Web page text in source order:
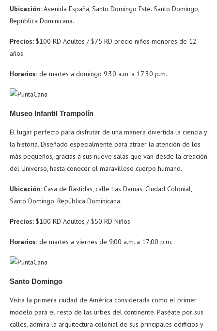
Ubicación: Avenida España, Santo Domingo Este. Santo Domingo,
República Dominicana.
Precios: $100 RD Adultos / $75 RD precio niños menores de 12
años
Horarios: de martes a domingo 9:30 a.m. a 17:30 p.m.
Museo Infantil Trampolín
El lugar perfecto para disfrutar de una manera divertida la ciencia y
la historia. Diseñado especialmente para atraer la atención de los
más pequeños, gracias a sus nueve salas que van desde la creación
del Universo, hasta conocer el maravilloso cuerpo humano.
Ubicación: Casa de Bastidas, calle Las Damas. Ciudad Colonial,
Santo Domingo. República Dominicana.
Precios: $100 RD Adultos / $50 RD Niños
Horarios: de martes a viernes de 9:00 a.m. a 17:00 p.m.
Santo Domingo
Visita la primera ciudad de América considerada como el primer
modelo para el resto de las urbes del continente. Paséate por sus
calles, admira la arquitectura colonial de sus principales edificios y